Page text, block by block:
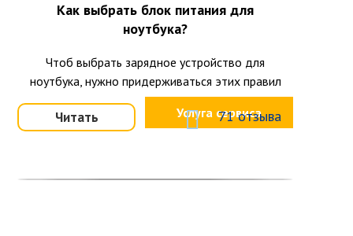
Услуга сервиса
Как выбрать блок питания для
ноутбука?
Чтоб выбрать зарядное устройство для
ноутбука, нужно придерживаться этих правил
Читать 71 отзыва